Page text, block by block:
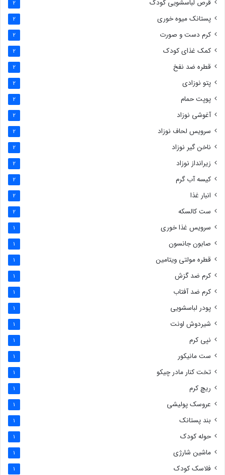
قرص لباسشویی کودک 2
پستانک میوه خوری 2
کرم دست و صورت 2
کمک غذای کودک 2
قطره ضد نفخ 2
پتو نوزادی 2
پوپت حمام 2
آغوشی نوزاد 2
سرویس لحاف نوزاد 2
ناخن گیر نوزاد 2
زیرانداز نوزاد 2
کیسه آب گرم 2
انبار غذا 2
ست کالسکه 2
سرویس غذا خوری 1
صابون جانسون 1
قطره مولتی ویتامین 1
کرم ضد گزش 1
کرم ضد آفتاب 1
پودر لباسشویی 1
شیردوش اونت 1
نپی کرم 1
ست مانیکور 1
تخت کنار مادر چیکو 1
ریچ کرم 1
عروسک پولیشی 1
بند پستانک 1
حوله کودک 1
ماشین شارژی 1
فلاسک کودک 1